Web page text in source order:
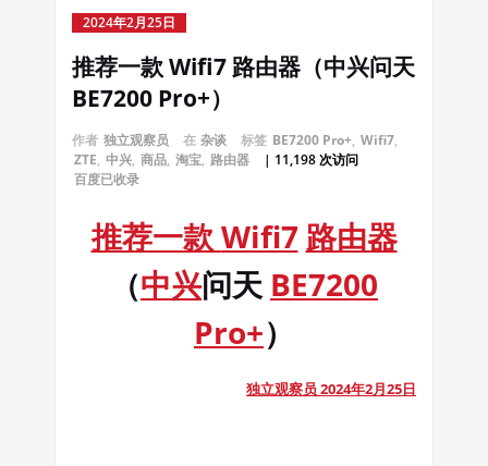
2024年2月25日
推荐一款 Wifi7 路由器（中兴问天
BE7200 Pro+）
作者 独立观察员 在 杂谈 标签 BE7200 Pro+, Wifi7,
ZTE, 中兴, 商品, 淘宝, 路由器
| 11,198 次访问
百度已收录
推荐一款 Wifi7 路由器
（中兴问天 BE7200
Pro+）
独立观察员 2024年2月25日